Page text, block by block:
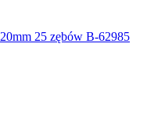
25 zębów B-62985